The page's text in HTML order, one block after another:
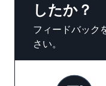
したか？
フィードバック
さい。